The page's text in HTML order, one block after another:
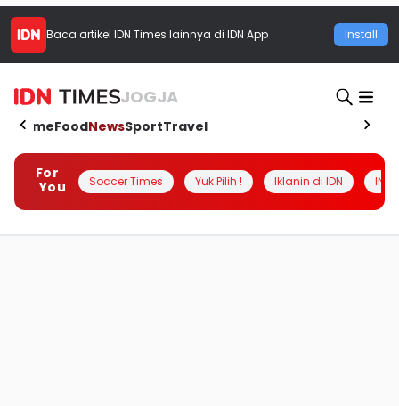
Baca artikel IDN Times lainnya di IDN App Install
JOGJA
HomeFoodNewsSportTravel
For
You
Soccer Times Yuk Pilih ! Iklanin di IDN